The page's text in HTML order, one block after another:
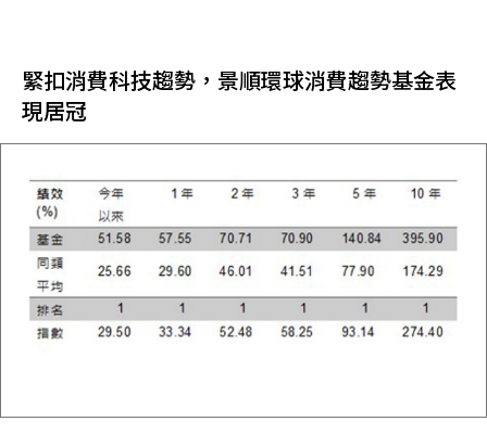
緊扣消費科技趨勢，景順環球消費趨勢基金表
現居冠